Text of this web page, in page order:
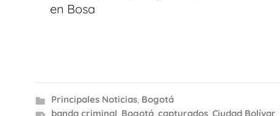
entradas
en Bosa
Principales Noticias, Bogotá
banda criminal Bogotá, capturados, Ciudad Bolívar